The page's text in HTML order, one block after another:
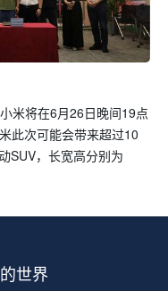
将在6月26日晚间19点
此次可能会带来超过10
，长宽高分别为
世界